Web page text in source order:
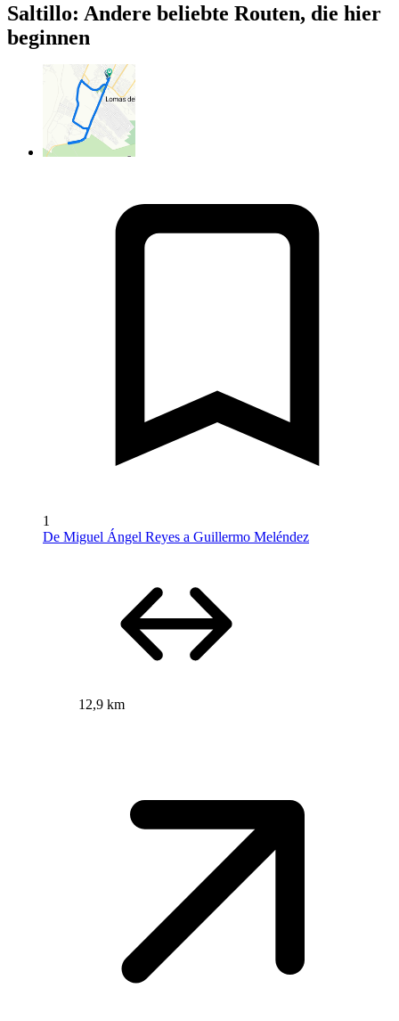
Saltillo: Andere beliebte Routen, die hier
beginnen
1
De Miguel Ángel Reyes a Guillermo Meléndez
12,9 km